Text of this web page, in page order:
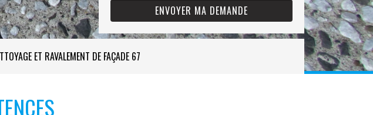
ET RAVALEMENT DE FAÇADE 67